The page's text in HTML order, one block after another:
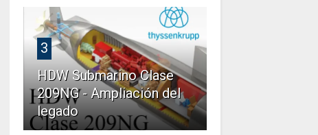
3
HDW Submarino Clase
209NG - Ampliación del
legado